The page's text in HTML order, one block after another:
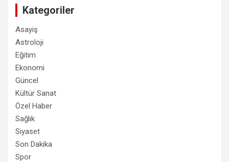
Kategoriler
Asayiş
Astroloji
Eğitim
Ekonomi
Güncel
Kültür Sanat
Özel Haber
Sağlık
Siyaset
Son Dakika
Spor